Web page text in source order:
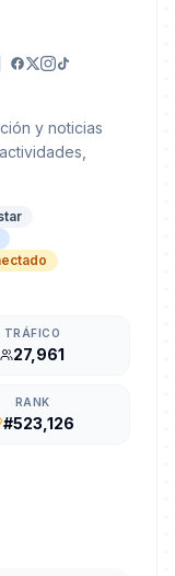
y noticias
TRÁFICO
27,961
RANK
#523,126